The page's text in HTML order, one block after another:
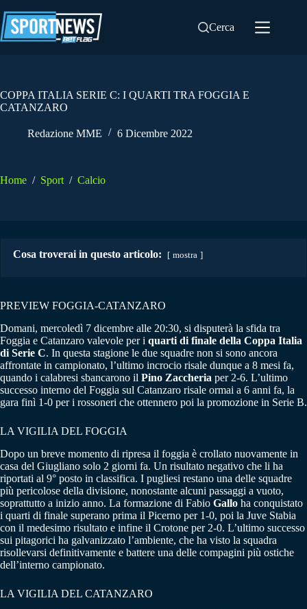
al
contenuto
Cerca
COPPA ITALIA SERIE C: I QUARTI TRA FOGGIA E
CATANZARO
Redazione MME 6 Dicembre 2022
Home / Sport / Calcio
Cosa troverai in questo articolo: mostra
PREVIEW FOGGIA-CATANZARO
Domani, mercoledì 7 dicembre alle 20:30, si disputerà la sfida tra
Foggia e Catanzaro valevole per i quarti di finale della Coppa Italia
di Serie C. In questa stagione le due squadre non si sono ancora
affrontate in campionato, l’ultimo incrocio risale dunque a 8 mesi fa,
quando i calabresi sbancarono il Pino Zaccheria per 2-6. L’ultimo
successo interno del Foggia sul Catanzaro risale ormai a 6 anni fa, la
gara finì 1-0 per i rossoneri che ottennero poi la promozione in Serie B.
LA VIGILIA DEL FOGGIA
Dopo un breve momento di ripresa il foggia è crollato nuovamente in
casa del Giugliano solo 2 giorni fa. Un risultato negativo che li ha
riportati al 9° posto in classifica. I pugliesi restano una delle squadre
più pericolose della divisione, nonostante alcuni passaggi a vuoto,
soprattutto a inizio anno. La formazione di Fabio Gallo ha conquistato
i quarti di finale superano prima il Picerno per 1-0, poi la Juve Stabia
con il medesimo risultato e infine il Crotone per 2-0. L’ultimo successo
sui pitagorici ha galvanizzato l’ambiente, che ha visto la squadra
risollevarsi definitivamente e battere una delle compagini più ostiche
dell’interno campionato.
LA VIGILIA DEL CATANZARO